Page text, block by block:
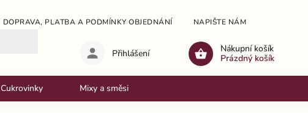
DOPRAVA, PLATBA A PODMÍNKY OBJEDNÁNÍ NAPIŠTE NÁM
Nákupní košík
Prázdný košík
Přihlášení
Cukrovinky Mixy a směsi